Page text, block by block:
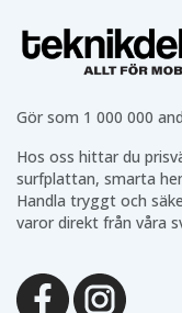
Gör som 1 000 000
Hos oss hittar du
surfplattan, smarta
Handla tryggt och
varor direkt från våra